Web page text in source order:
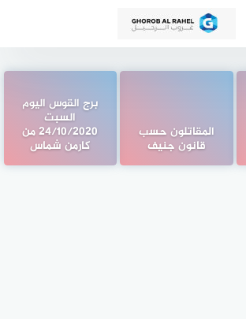
المقاتلون حسب
قانون جنيف
برج القوس اليوم
السبت
24/10/2020 من
كارمن شماس